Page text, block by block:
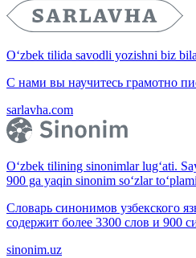
O‘zbek tilida savodli yozishni biz
С нами вы научитесь грамотно
sarlavha.com
O‘zbek tilining sinonimlar lug‘ati.
900 ga yaqin sinonim so‘zlar
Словарь синонимов узбекского
содержит более 3300 слов и 900
sinonim.uz